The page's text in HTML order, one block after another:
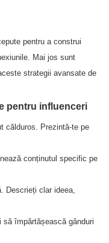
pentru a construi
Mai jos sunt
strategii avansate de
pentru influenceri
călduros. Prezintă-te pe
conținutul specific pe
Descrieți clar ideea,
împărtășească gânduri